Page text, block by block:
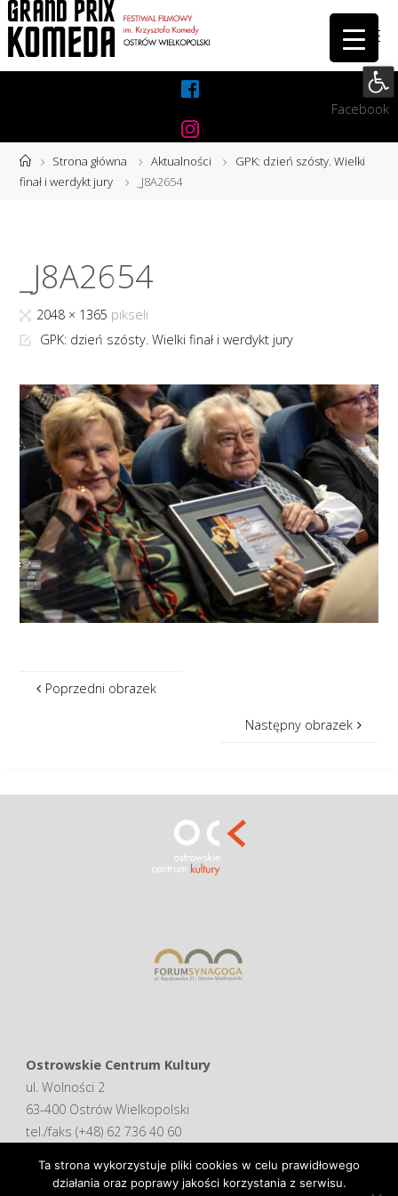
Przejdź
do
treści
Facebook
Strona
główna
Strona główna Aktualności
GPK: dzień szósty. Wielki
finał i werdykt jury
_J8A2654
_J8A2654
Pełny
rozmiar
2048 × 1365 pikseli
GPK: dzień szósty. Wielki finał i werdykt jury
Poprzedni obrazek
Następny obrazek
Ostrowskie Centrum Kultury
ul. Wolności 2
63-400 Ostrów Wielkopolski
tel./faks (+48) 62 736 40 60
Deklaracja dostępności
Ta strona wykorzystuje pliki cookies w celu prawidłowego
działania oraz poprawy jakości korzystania z serwisu.